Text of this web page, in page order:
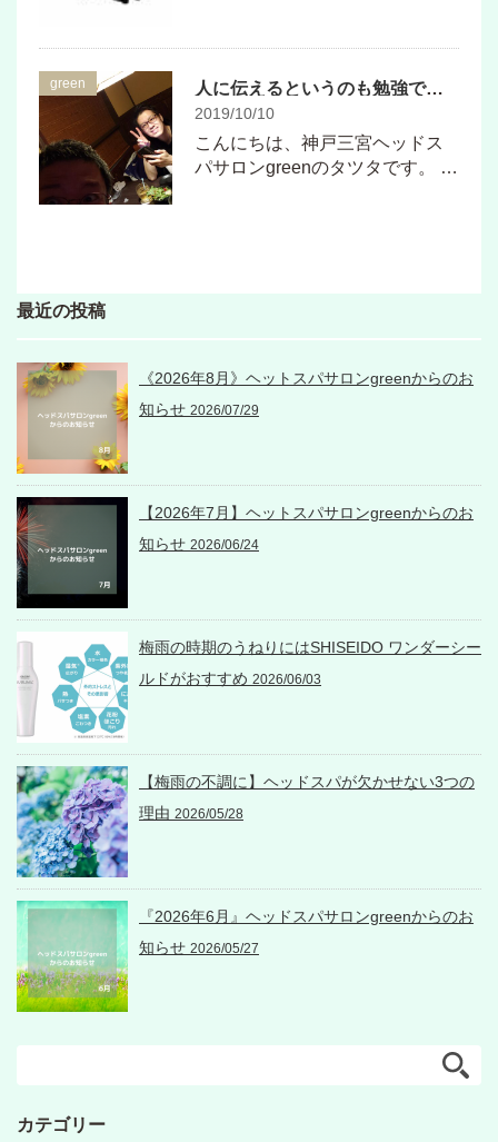
green 人に伝えるというのも勉強ですよね！
2019/10/10
こんにちは、神戸三宮ヘッドス
パサロンgreenのタツタです。 …
最近の投稿
《2026年8月》ヘットスパサロンgreenからのお
知らせ 2026/07/29
【2026年7月】ヘットスパサロンgreenからのお
知らせ 2026/06/24
梅雨の時期のうねりにはSHISEIDO ワンダーシー
ルドがおすすめ 2026/06/03
【梅雨の不調に】ヘッドスパが欠かせない3つの
理由 2026/05/28
『2026年6月』ヘッドスパサロンgreenからのお
知らせ 2026/05/27
カテゴリー